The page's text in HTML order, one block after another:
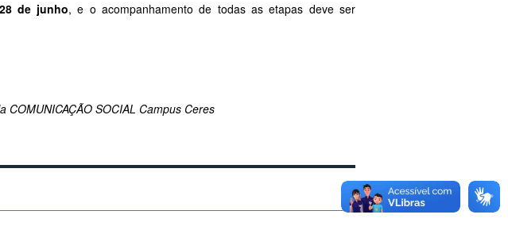
28 de junho, e o acompanhamento de todas as etapas deve ser
SOCIAL Campus Ceres